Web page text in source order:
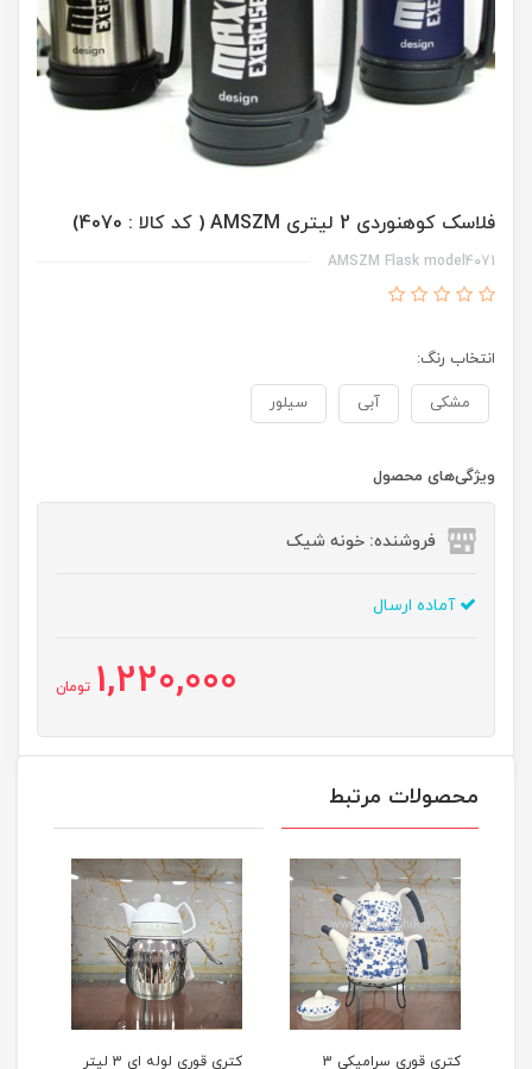
فلاسک کوهنوردی 2 لیتری AMSZM ( کد کالا : 4070)
AMSZM Flask model4071
انتخاب رنگ:
مشکی آبی سیلور
ویژگی‌های محصول
فروشنده: خونه شیک
آماده ارسال
1,220,000 تومان
محصولات مرتبط
کتری قوری سرامیکی 3
کتری قوری لوله ای 3 لیتر